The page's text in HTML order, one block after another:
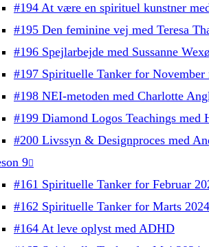
#194 At være en spirituel kunstner
#195 Den feminine vej med Teresa
#196 Spejlarbejde med Sussanne
#197 Spirituelle Tanker for November
#198 NEI-metoden med Charlotte
#199 Diamond Logos Teachings med
#200 Livssyn & Designproces med
9
#161 Spirituelle Tanker for Februar
#162 Spirituelle Tanker for Marts 2024
#164 At leve oplyst med ADHD